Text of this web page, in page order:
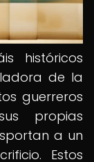
históricos
de la
guerreros
propias
a un
Estos